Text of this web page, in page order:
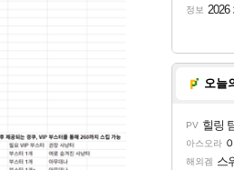
정보 2026
오늘
PV 힐링 탐
아스오라
해외겜 스